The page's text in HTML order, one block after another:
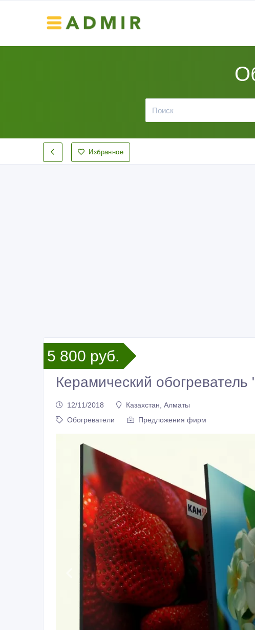
Избранное
5 800 руб.
Керамический
12/11/2018
Казахстан, Алматы
Обогреватели
Предложения фирм